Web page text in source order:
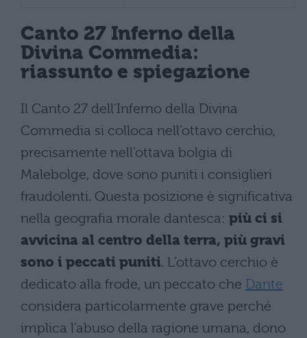
Canto 27 Inferno della
Divina Commedia:
riassunto e spiegazione
Il Canto 27 dell’Inferno della Divina
Commedia si colloca nell’ottavo cerchio,
precisamente nell’ottava bolgia di
Malebolge, dove sono puniti i consiglieri
fraudolenti. Questa posizione è significativa
nella geografia morale dantesca: più ci si
avvicina al centro della terra, più gravi
sono i peccati puniti. L’ottavo cerchio è
dedicato alla frode, un peccato che Dante
considera particolarmente grave perché
implica l’abuso della ragione umana, dono